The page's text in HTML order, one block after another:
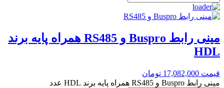
مینی رابط Buspro و RS485 همراه پایه برند
HDL
قیمت 17,082,000 تومان
مینی رابط Buspro و RS485 همراه پایه برند HDL عدد